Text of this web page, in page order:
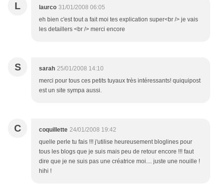
L laurco 31/01/2008 06:05
eh bien c'est tout a fait moi tes explication super<br /> je vais
les detaillers <br /> merci encore
S sarah 25/01/2008 14:10
merci pour tous ces petits tuyaux très intéressants! quiquipost
est un site sympa aussi.
C coquillette 24/01/2008 19:42
quelle perle tu fais !!! j'utilise heureusement bloglines pour
tous les blogs que je suis mais peu de retour encore !!! faut
dire que je ne suis pas une créatrice moi.... juste une nouille !
hihi !